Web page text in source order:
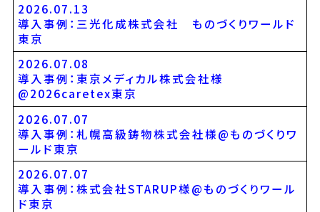
2026.07.13
導入事例：三光化成株式会社 ものづくりワールド
東京
2026.07.08
導入事例：東京メディカル株式会社様
@2026caretex東京
2026.07.07
導入事例：札幌高級鋳物株式会社様@ものづくりワ
ールド東京
2026.07.07
導入事例：株式会社STARUP様@ものづくりワール
ド東京